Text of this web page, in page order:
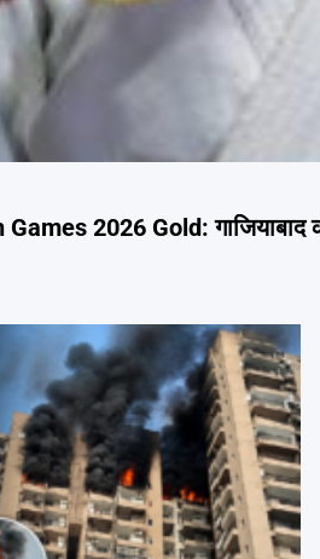
2026 Gold: गाजियाबाद